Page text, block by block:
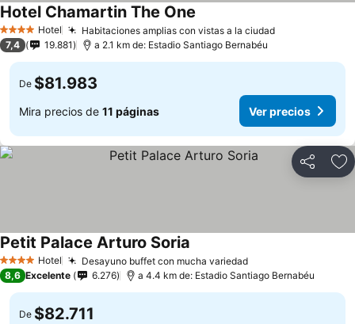
4 EstrellasHotel Habitaciones amplias con vistas a la ciudad
Hotel Chamartin The One
7,4 19.881 a 2.1 km de: Estadio Santiago Bernabéu
De $81.983
Mira precios de 11 páginas Ver precios
Compartir
4 EstrellasHotel Desayuno buffet con mucha variedad
Petit Palace Arturo Soria
8,6 Excelente 6.276 a 4.4 km de: Estadio Santiago Bernabéu
De $82.711